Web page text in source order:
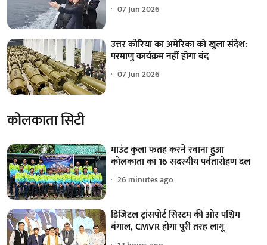
07 Jun 2026
उत्तर कोरिया का अमेरिका को खुला संदेश:
परमाणु कार्यक्रम नहीं होगा बंद
07 Jun 2026
कोलकाता सिटी
माउंट कुला फतह करने रवाना हुआ
कोलकाता का 16 सदस्यीय पर्वतारोहण दल
26 minutes ago
डिजिटल ट्रांसपोर्ट सिस्टम की ओर पश्चिम
बंगाल, CMVR होगा पूरी तरह लागू